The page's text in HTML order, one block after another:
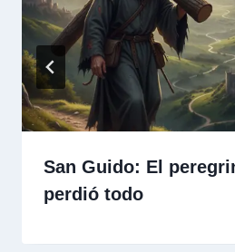
San Guido: El
perdió todo